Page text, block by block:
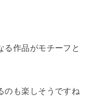
る作品がモチーフと
のも楽しそうですね